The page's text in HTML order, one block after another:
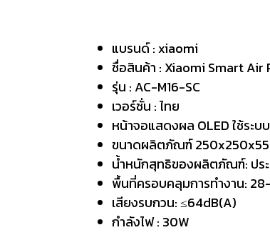
แบรนด์ : xiaomi
ชื่อสินค้า : Xiaomi Smart Air
รุ่น : AC-M16-SC
เวอร์ชั่น : ไทย
หน้าจอแสดงผล OLED ใช้ระ
ขนาดผลิตภัณฑ์
น้ำหนักสุทธิของผลิตภัณฑ์: ปร
พื้นที่ครอบคลุมการทำงาน:
เสียงรบกวน: ≤64dB(A)
กำลังไฟ : 30W